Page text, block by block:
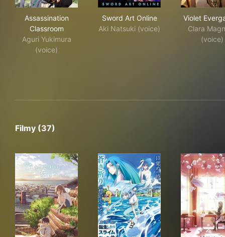
Assassination
Classroom
Aguri Yukimura
(voice)
Sword Art Online
Aki Natsuki (voice)
Violet
Clara
(voice)
Filmy (37)